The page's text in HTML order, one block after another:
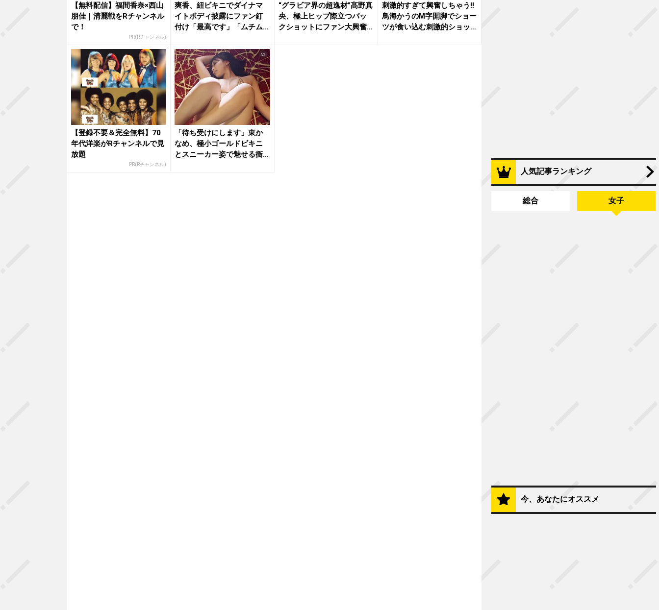
【無料配信】福間香奈×西山
朋佳｜清麗戦をRチャンネル
で！
PR(Rチャンネル)
爽香、紐ビキニでダイナマ
イトボディ披露にファン釘
付け「最高です」「ムチム
“グラビア界の超逸材”髙野真
央、極上ヒップ際立つバッ
クショットにファン大興奮
刺激的すぎて興奮しちゃう!!
鳥海かうのM字開脚でショー
ツが食い込む刺激的ショッ
【登録不要＆完全無料】70
年代洋楽がRチャンネルで見
放題
PR(Rチャンネル)
「待ち受けにします」東か
なめ、極小ゴールドビキニ
とスニーカー姿で魅せる衝
人気記事ランキング
総合 女子
今、あなたにオススメ